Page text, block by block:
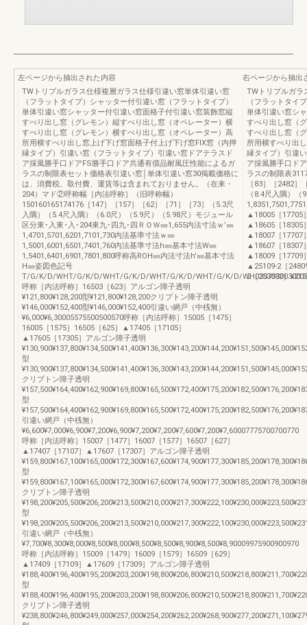
左ページから抽出された内容
TWトリプルガラス仕様複層ガラス仕様引違い窓単体引違い窓
（フラットタイプ）シャッター付引違い窓（フラットタイプ）
単体引違い窓シャッター付引違い窓面格子付引違い窓装飾窓縦
すべり出し窓（グレモン）縦すべり出し窓（オペレーター）横
すべり出し窓（グレモン）横すべり出し窓（オペレーター）高
所用横すべり出し窓上げ下げ窓面格子付上げ下げ窓FIX窓（内押
縁タイプ）引違い窓（フラットタイプ）引違い窓ドアテラスド
ア採風勝手口ドアFS勝手口ドア共通有償品耐風圧性能によるガ
ラスの制限表セット価格表引違い窓│単体引違い窓30掲載価格に
は、消費税、取付費、運賃等は含まれておりません。（在来・
204）マド②呼称幅［内法呼称］（旧呼称幅）
150160165174176［147］［157］［62］［71］［73］（5.3尺
入隅）（5.4尺入隅）（6.0尺）（5.9尺）（5.98尺）モジュール
区分東･入東･入･204東九･四九･四ＲＯＷ㎜1,655内法寸法ｗ’㎜
1,4701,5701,6201,7101,730内法基準寸法ｗ㎜
1,5001,6001,6501,7401,760内法基準寸法h㎜基本寸法W㎜
1,5401,6401,6901,7801,800呼称高ROH㎜内法寸法h'㎜基本寸法
H㎜姿図色記号
T/G/K/D/WHT/G/K/D/WHT/G/K/D/WHT/G/K/D/WHT/G/K/D/
呼称［内法呼称］16503［623］アルゴン障子透明
¥121,800¥128,200型¥121,800¥128,200クリプトン障子透明
¥146,000¥152,400型¥146,000¥152,400引違い網戸（中桟無）
¥6,000¥6,30005575500500570呼称［内法呼称］15005［1475］
16005［1575］16505［625］▲17405［17105］
▲17605［17305］アルゴン障子透明
型
クリプトン障子透明
型
引違い網戸（中桟無）
¥6,600¥7,000¥6,900¥7,200¥6,900¥7,200¥7,200¥7,600¥7,200¥7,60007775700700770
呼称［内法呼称］15007［1477］16007［1577］16507［627］
▲17407［17107］▲17607［17307］アルゴン障子透明
型
クリプトン障子透明
型
引違い網戸（中桟無）
¥7,700¥8,300¥8,000¥8,500¥8,000¥8,500¥8,500¥8,900¥8,500¥8,90009975900900970
呼称［内法呼称］15009［1479］16009［1579］16509［629］
▲17409［17109］▲17609［17309］アルゴン障子透明
型
クリプトン障子透明
右ページから抽出
TWトリプルガラ
（フラットタイ
単体引違い窓シ
すべり出し窓（
すべり出し窓（
所用横すべり出
縁タイプ）引違
ア採風勝手口ド
ラスの制限表
［83］［2482
（8.4尺入隅）
▲18005［17705
▲18605［18305
▲18007［17707
▲18607［18307
▲18009［17709
▲25109-2［
2［253092］